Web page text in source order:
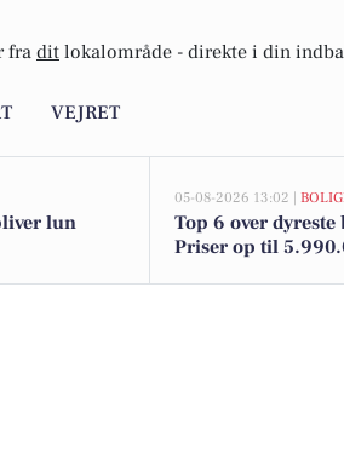
fra dit lokalområde - direkte i din
VEJRET
lun
05-08-2026 13:02 |
Top 6 over
Priser op til